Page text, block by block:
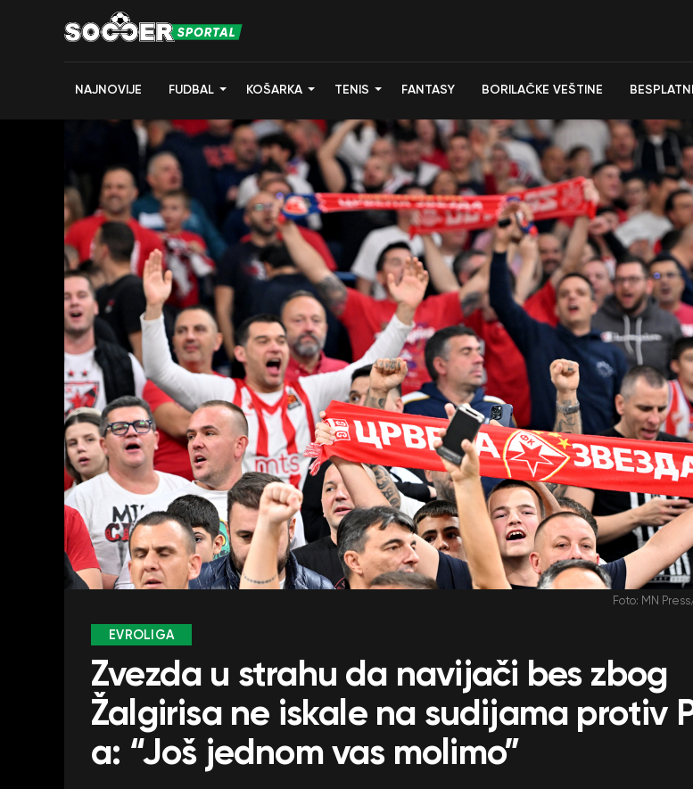
NAJNOVIJE FUDBAL KOŠARKA TENIS FANTASY BORILAČKE VEŠTINE
Foto: MN
EVROLIGA
Zvezda u strahu da navijači bes zbog
Žalgirisa ne iskale na sudijama protiv
a: “Još jednom vas molimo”